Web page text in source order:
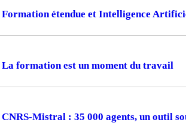
Formation étendue et Intelligence
La formation est un moment du travail
CNRS-Mistral : 35 000 agents, un outil